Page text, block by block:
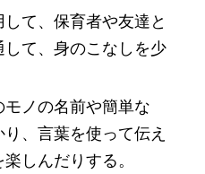
て、保育者や友達と
て、身のこなしを少
ノの名前や簡単な
、言葉を使って伝え
しんだりする。